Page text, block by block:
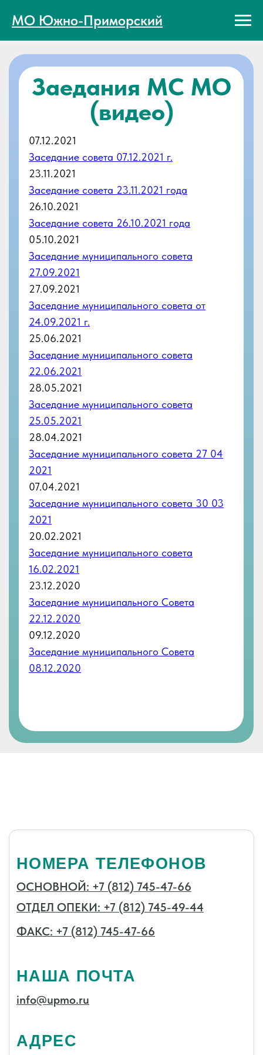
МО Южно-Приморский
Заедания МС МО
(видео)
Заседание совета 07.12.2021 г.
Заседание совета 23.11.2021 года
Заседание совета 26.10.2021 года
05.10.2021
27.09.2021
27.09.2021
Заседание муниципального совета от
24.09.2021 г.
25.06.2021
Заседание муниципального совета
28.05.2021
Заседание муниципального совета
25.05.2021
28.04.2021
Заседание муниципального совета 27 04
2021
Заседание муниципального совета 30 03
2021
20.02.2021
16.02.2021
23.12.2020
22.12.2020
09.12.2020
Заседание муниципального Совета
08.12.2020
НОМЕРА ТЕЛЕФОНОВ
ОСНОВНОЙ: +7 (812) 745-47-66
ОТДЕЛ ОПЕКИ: +7 (812) 745-49-44
ФАКС: +7 (812) 745-47-66
info@upmo.ru
АДРЕС
© 2025